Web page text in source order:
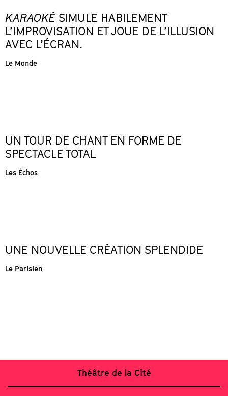
KARAOKÉ SIMULE HABILEMENT
L’IMPROVISATION ET JOUE DE L’ILLUSION
AVEC L’ÉCRAN.
Le Monde
UN TOUR DE CHANT EN FORME DE
SPECTACLE TOTAL
Les Échos
UNE NOUVELLE CRÉATION SPLENDIDE
Le Parisien
Théâtre de la Cité